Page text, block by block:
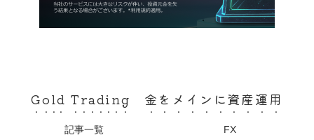
Gold Trading 金をメインに資産運用
記事一覧 FX